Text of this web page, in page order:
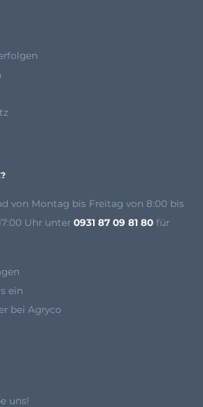
von Montag bis Freitag von 8:00 bis
Uhr unter 0931 87 09 81 80 für
ein
bei Agryco
uns!